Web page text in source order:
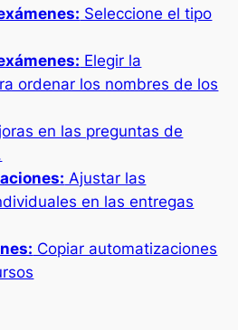
Seleccione el tipo
Elegir la
ordenar los nombres de los
en las preguntas de
Ajustar las
en las entregas
Copiar automatizaciones